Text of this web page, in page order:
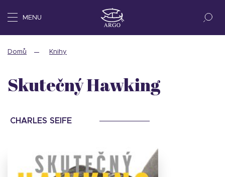
MENU
Domů Knihy
Skutečný Hawking
CHARLES SEIFE